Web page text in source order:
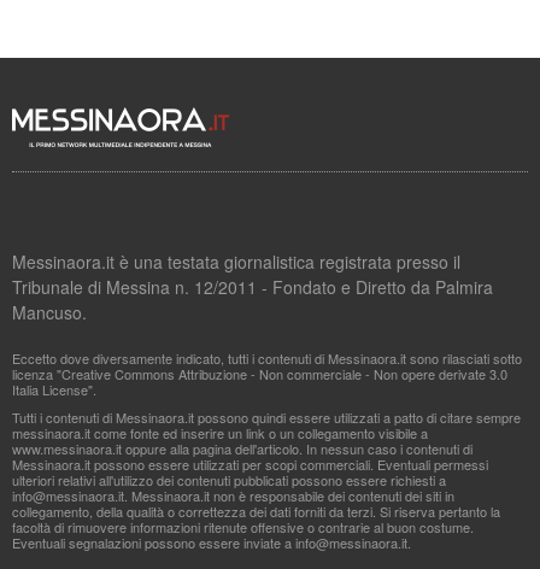
Messinaora.it è una testata giornalistica registrata presso il
Tribunale di Messina n. 12/2011 - Fondato e Diretto da Palmira
Mancuso.
Eccetto dove diversamente indicato, tutti i contenuti di Messinaora.it sono rilasciati sotto
licenza "Creative Commons Attribuzione - Non commerciale - Non opere derivate 3.0
Italia License".
Tutti i contenuti di Messinaora.it possono quindi essere utilizzati a patto di citare sempre
messinaora.it come fonte ed inserire un link o un collegamento visibile a
www.messinaora.it oppure alla pagina dell'articolo. In nessun caso i contenuti di
Messinaora.it possono essere utilizzati per scopi commerciali. Eventuali permessi
ulteriori relativi all'utilizzo dei contenuti pubblicati possono essere richiesti a
info@messinaora.it. Messinaora.it non è responsabile dei contenuti dei siti in
collegamento, della qualità o correttezza dei dati forniti da terzi. Si riserva pertanto la
facoltà di rimuovere informazioni ritenute offensive o contrarie al buon costume.
Eventuali segnalazioni possono essere inviate ainfo@messinaora.it.